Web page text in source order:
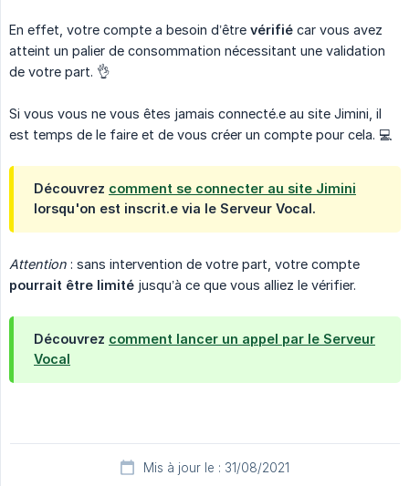
En effet, votre compte a besoin d’être vérifié car vous avez
atteint un palier de consommation nécessitant une validation
de votre part. 👌
Si vous vous ne vous êtes jamais connecté.e au site Jimini, il
est temps de le faire et de vous créer un compte pour cela. 💻
Découvrez comment se connecter au site Jimini
lorsqu'on est inscrit.e via le Serveur Vocal.
Attention : sans intervention de votre part, votre compte
pourrait être limité jusqu’à ce que vous alliez le vérifier.
Découvrez comment lancer un appel par le Serveur
Vocal
Mis à jour le : 31/08/2021